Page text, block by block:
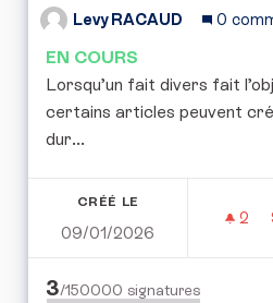
Levy RACAUD 0
EN COURS
Lorsqu’un fait divers fait
certains articles peuvent
dur...
CRÉÉ LE
09/01/2026
2
3/150000 signatures